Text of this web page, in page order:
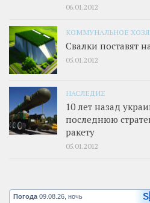
06.01.2012
КОММУНАЛЬНОЕ
Свалки поставят
05.01.2012
НАСЛЕДИЕ
10 лет назад
последнюю
ракету
05.01.2012
Погода 09.08.26, ночь